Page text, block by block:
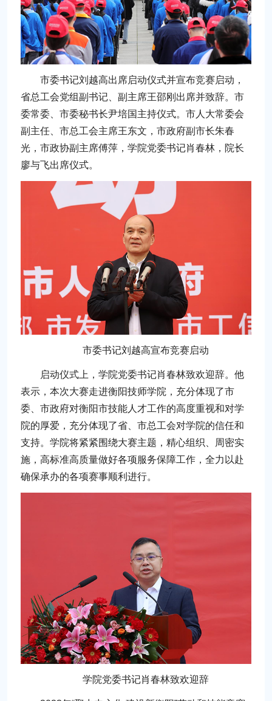
市委书记刘越高出席启动仪式并宣布竞赛启动，
省总工会党组副书记、副主席王邵刚出席并致辞。市
委常委、市委秘书长尹培国主持仪式。市人大常委会
副主任、市总工会主席王东文，市政府副市长朱春
光，市政协副主席傅萍，学院党委书记肖春林，院长
廖与飞出席仪式。
市委书记刘越高宣布竞赛启动
启动仪式上，学院党委书记肖春林致欢迎辞。他
表示，本次大赛走进衡阳技师学院，充分体现了市
委、市政府对衡阳市技能人才工作的高度重视和对学
院的厚爱，充分体现了省、市总工会对学院的信任和
支持。学院将紧紧围绕大赛主题，精心组织、周密实
施，高标准高质量做好各项服务保障工作，全力以赴
确保承办的各项赛事顺利进行。
学院党委书记肖春林致欢迎辞